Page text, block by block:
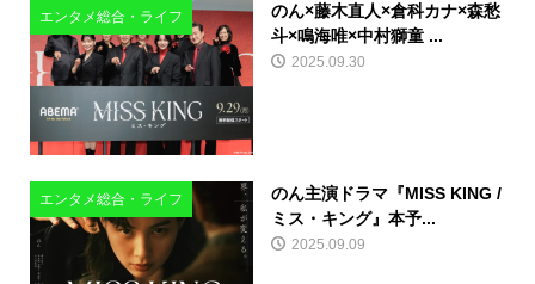
エンタメ総合・ライフ
のん×藤木直人×倉科カナ×森愁
斗×鳴海唯×中村獅童 ...
2025.09.30
エンタメ総合・ライフ
のん主演ドラマ『MISS KING /
ミス・キング』本予...
2025.09.09